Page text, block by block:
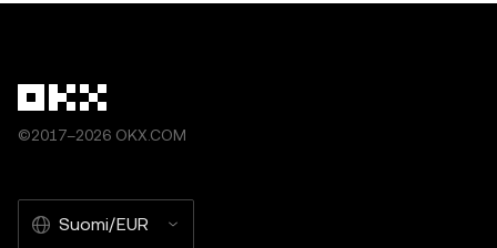
©2017–2026 OKX.COM
Suomi/EUR